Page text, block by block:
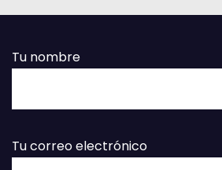
Tu nombre
Tu correo electrónico